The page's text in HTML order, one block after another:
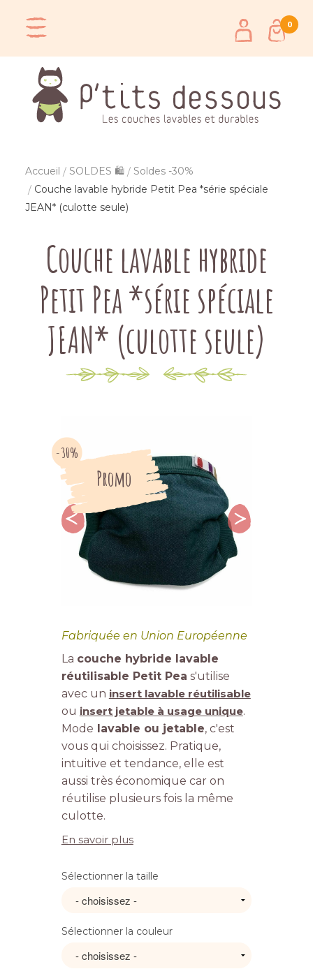
0
Accueil SOLDES 🛍️
Soldes -30%
Couche lavable hybride Petit Pea *série spéciale
JEAN* (culotte seule)
Couche lavable hybride
Petit Pea *série spéciale
JEAN* (culotte seule)
Promo
-30%
Fabriquée en Union Européenne
La couche hybride lavable
réutilisable Petit Pea s'utilise
avec un insert lavable réutilisable
ou insert jetable à usage unique.
Mode lavable ou jetable, c'est
vous qui choisissez. Pratique,
intuitive et tendance, elle est
aussi très économique car on
réutilise plusieurs fois la même
culotte.
En savoir plus
Sélectionner la taille
Sélectionner la couleur